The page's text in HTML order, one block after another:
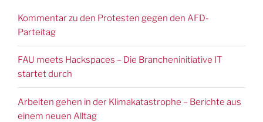
Kommentar zu den Protesten gegen den AFD-
Parteitag
FAU meets Hackspaces – Die Brancheninitiative IT
startet durch
Arbeiten gehen in der Klimakatastrophe – Berichte aus
einem neuen Alltag